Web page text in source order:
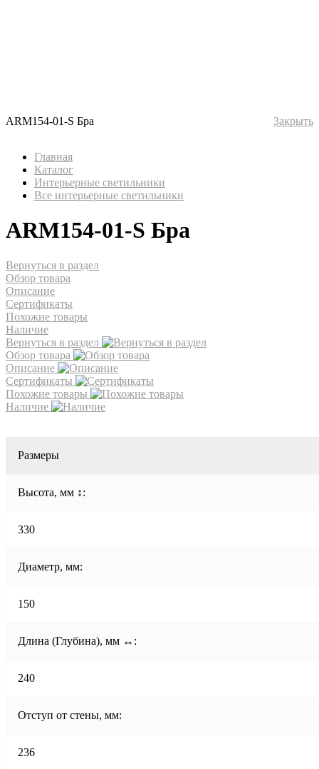
ARM154-01-S Бра Закрыть
Главная
Каталог
Интерьерные светильники
Все интерьерные светильники
ARM154-01-S Бра
Вернуться в раздел
Обзор товара
Описание
Сертификаты
Похожие товары
Наличие
Вернуться в раздел
Обзор товара
Описание
Сертификаты
Похожие товары
Наличие
Размеры
Высота, мм ↕:
330
Диаметр, мм:
150
Длина (Глубина), мм ↔:
240
Отступ от стены, мм:
236